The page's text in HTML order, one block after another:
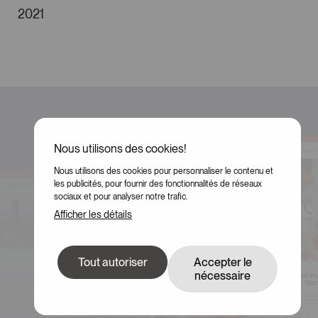
Nous utilisons des cookies!
Nous utilisons des cookies pour personnaliser le contenu et
les publicités, pour fournir des fonctionnalités de réseaux
sociaux et pour analyser notre trafic.
Afficher les détails
Tout autoriser
Accepter le
nécessaire
2021